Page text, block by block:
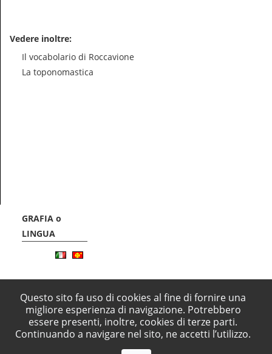
Vedere inoltre:
Il vocabolario di Roccavione
La toponomastica
GRAFIA o
LINGUA
Progetto promosso dalla Comunità Montna Alpi del Mare, finanziato dalla
nell'ambito del programma degli interventi previsti dalla Legge 15
minoranze linguistiche storiche", coordinato dall'Assessorato alla Cultura
Questo sito fa uso di cookies al fine di fornire una
migliore esperienza di navigazione. Potrebbero
essere presenti, inoltre, cookies di terze parti.
Continuando a navigare nel sito, ne accetti l’utilizzo.